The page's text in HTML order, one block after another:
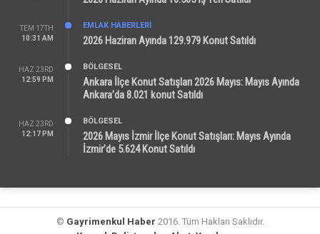
TEM 17TH
10:31 AM
EMLAK HABERLERI
2026 Haziran Ayında 129.979 Konut Satıldı
HAZ 23RD
12:59 PM
BÖLGESEL
Ankara İlçe Konut Satışları 2026 Mayıs: Mayıs Ayında
Ankara’da 8.021 konut Satıldı
HAZ 23RD
12:17 PM
BÖLGESEL
2026 Mayıs İzmir İlçe Konut Satışları: Mayıs Ayında
İzmir’de 5.624 Konut Satıldı
© Gayrimenkul Haber 2016. Tüm Hakları Saklıdır.